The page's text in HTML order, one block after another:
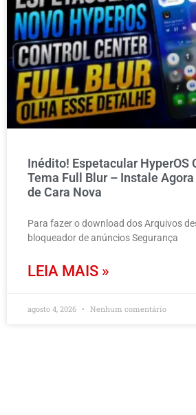
Inédito! Espetacular HyperOS
Tema Full Blur – Instale
de Cara Nova
Para fazer o download dos Arquivos
bloqueador de anúncios Segurança
LEIA MAIS »
agosto 4, 2026 Nenhum comentário